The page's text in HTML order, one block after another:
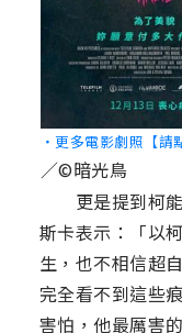
‧更多電影劇照【請
／©暗光鳥
更是提到柯能
斯卡表示：「以
生，也不相信超
完全看不到這些
害怕，他最厲害